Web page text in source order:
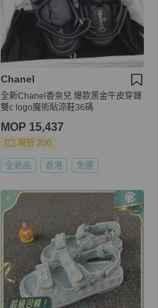
Chanel
全新Chanel香奈兒 爆款黑金牛皮穿鏈
雙c logo魔術貼涼鞋36碼
MOP 15,437
現折 200
全新品 香港 免運